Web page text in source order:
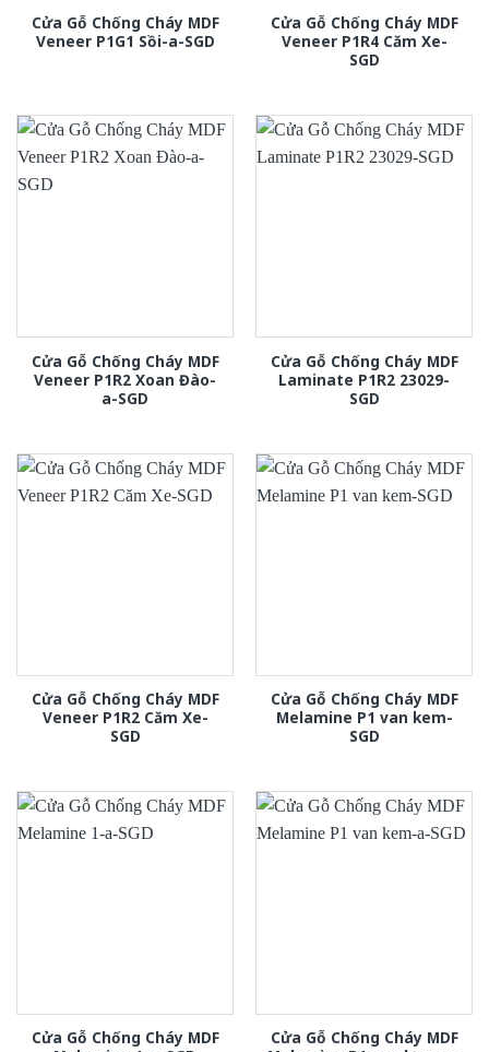
Cửa Gỗ Chống Cháy MDF
Veneer P1G1 Sồi-a-SGD
Cửa Gỗ Chống Cháy MDF
Veneer P1R4 Căm Xe-
SGD
Cửa Gỗ Chống Cháy MDF
Veneer P1R2 Xoan Đào-
a-SGD
Cửa Gỗ Chống Cháy MDF
Laminate P1R2 23029-
SGD
Cửa Gỗ Chống Cháy MDF
Veneer P1R2 Căm Xe-
SGD
Cửa Gỗ Chống Cháy MDF
Melamine P1 van kem-
SGD
Cửa Gỗ Chống Cháy MDF
Cửa Gỗ Chống Cháy MDF